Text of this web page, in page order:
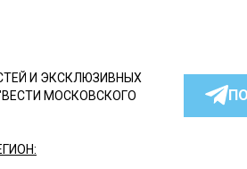
И ЭКСКЛЮЗИВНЫХ
МОСКОВСКОГО